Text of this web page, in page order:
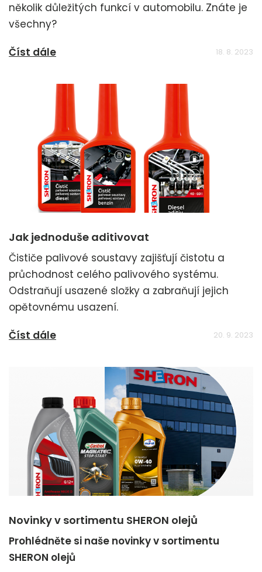
několik důležitých funkcí v automobilu. Znáte je
všechny?
Číst dále
18. 8. 2023
Jak jednoduše aditivovat
Čističe palivové soustavy zajišťují čistotu a
průchodnost celého palivového systému.
Odstraňují usazené složky a zabraňují jejich
opětovnému usazení.
Číst dále
20. 9. 2023
Novinky v sortimentu SHERON olejů
Prohlédněte si naše novinky v sortimentu
SHERON olejů